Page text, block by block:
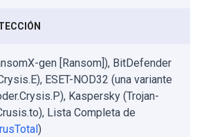
gen [Ransom]), BitDefender
ESET-NOD32 (una variante
Kaspersky (Trojan-
Lista Completa de
)